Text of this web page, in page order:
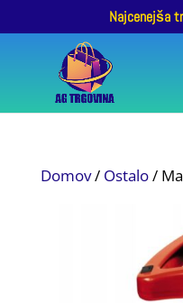
Najcenejša
Domov/ Ostalo/